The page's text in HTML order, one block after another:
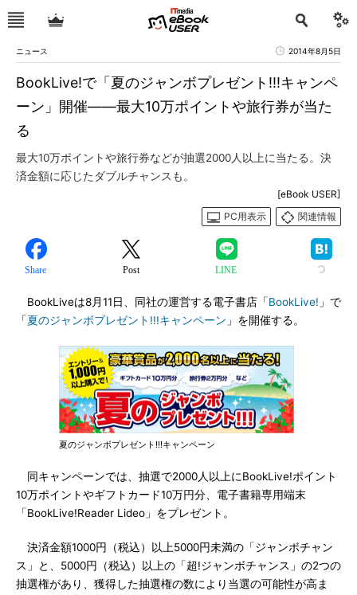
ニュース 2014年8月5日
BookLive!で「夏のジャンボプレゼント!!!キャンペ
ーン」開催――最大10万ポイントや旅行券が当た
る
最大10万ポイントや旅行券などが抽選2000人以上に当たる。決
済金額に応じたダブルチャンスも。
[eBook USER]
PC用表示
関連情報
Share Post LINE
BookLiveは8月11日、同社の運営する電子書店「BookLive! 」で
「夏のジャンボプレゼント!!!キャンペーン 」を開催する。
夏のジャンボプレゼント!!!キャンペーン
同キャンペーンでは、抽選で2000人以上にBookLive!ポイント
10万ポイントやギフトカード10万円分、電子書籍専用端末
「BookLive!Reader Lideo」をプレゼント。
決済金額1000円（税込）以上5000円未満の「ジャンボチャン
ス」と、5000円（税込）以上の「超!ジャンボチャンス」の2つの
抽選権があり、獲得した抽選権の数により当選の可能性が高ま